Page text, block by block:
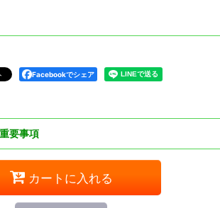
Facebookでシェア
要事項
カートに入れる